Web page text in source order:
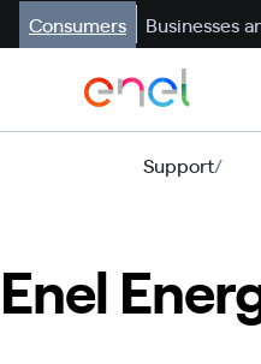
Consumers Businesses
Support/
Enel